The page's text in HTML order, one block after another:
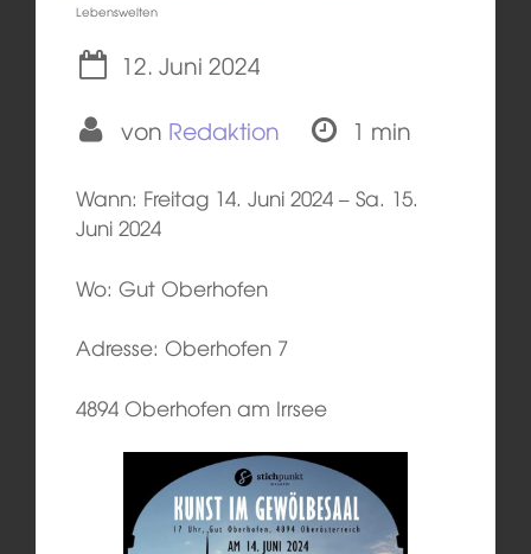
Lebenswelten
12. Juni 2024
von Redaktion 1 min
Wann: Freitag 14. Juni 2024 – Sa. 15.
Juni 2024
Wo: Gut Oberhofen
Adresse: Oberhofen 7
4894 Oberhofen am Irrsee